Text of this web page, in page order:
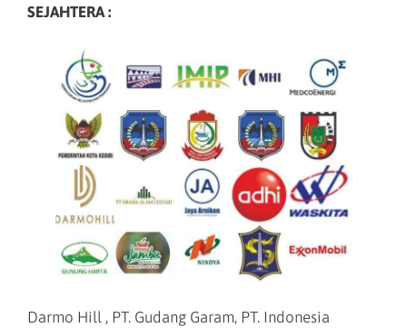
SEJAHTERA :
Darmo Hill , PT. Gudang Garam, PT. Indonesia